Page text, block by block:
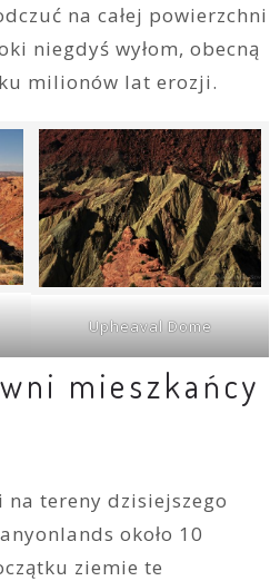
na całej powierzchni
niegdyś wyłom, obecną
milionów lat erozji.
Upheaval Dome
mieszkańcy
tereny dzisiejszego
około 10
ziemie te